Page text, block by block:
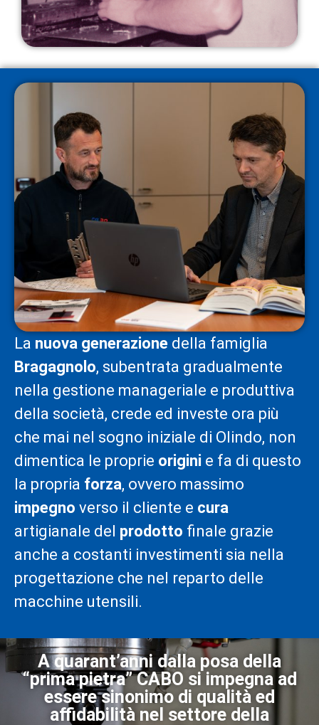
La nuova generazione della famiglia
Bragagnolo, subentrata gradualmente
nella gestione manageriale e produttiva
della società, crede ed investe ora più
che mai nel sogno iniziale di Olindo, non
dimentica le proprie origini e fa di questo
la propria forza, ovvero massimo
impegno verso il cliente e cura
artigianale del prodotto finale grazie
anche a costanti investimenti sia nella
progettazione che nel reparto delle
macchine utensili.
A quarant’anni dalla posa della
“prima pietra” CABO si impegna ad
essere sinonimo di qualità ed
affidabilità nel settore della